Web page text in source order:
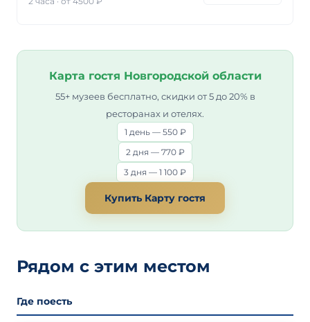
Карта гостя Новгородской области
55+ музеев бесплатно, скидки от 5 до 20% в
ресторанах и отелях.
1 день — 550 ₽
2 дня — 770 ₽
3 дня — 1 100 ₽
Купить Карту гостя
Рядом с этим местом
Где поесть